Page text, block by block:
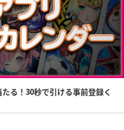
る！30秒で引ける事前登録く